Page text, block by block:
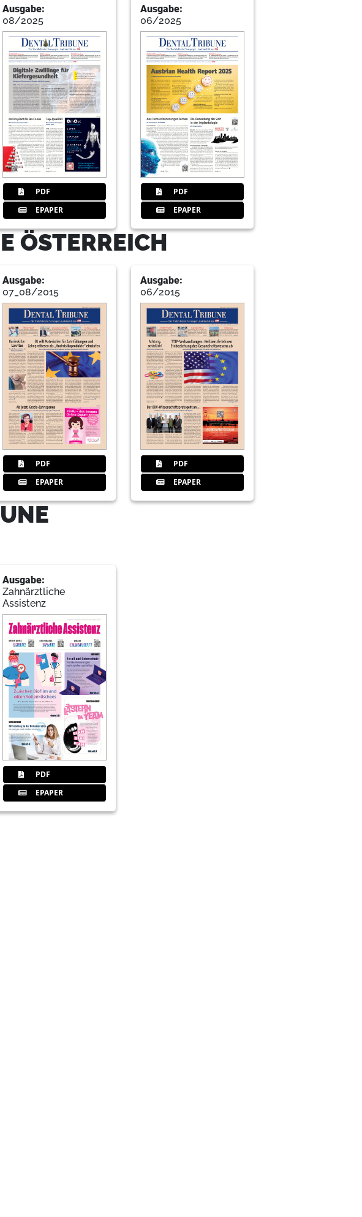
Ausgabe:
08/2025
PDF
EPAPER
Ausgabe:
06/2025
PDF
EPAPER
ÖSTERREICH
Ausgabe:
07_08/2015
PDF
EPAPER
Ausgabe:
06/2015
PDF
EPAPER
Ausgabe:
Zahnärztliche
Assistenz
PDF
EPAPER